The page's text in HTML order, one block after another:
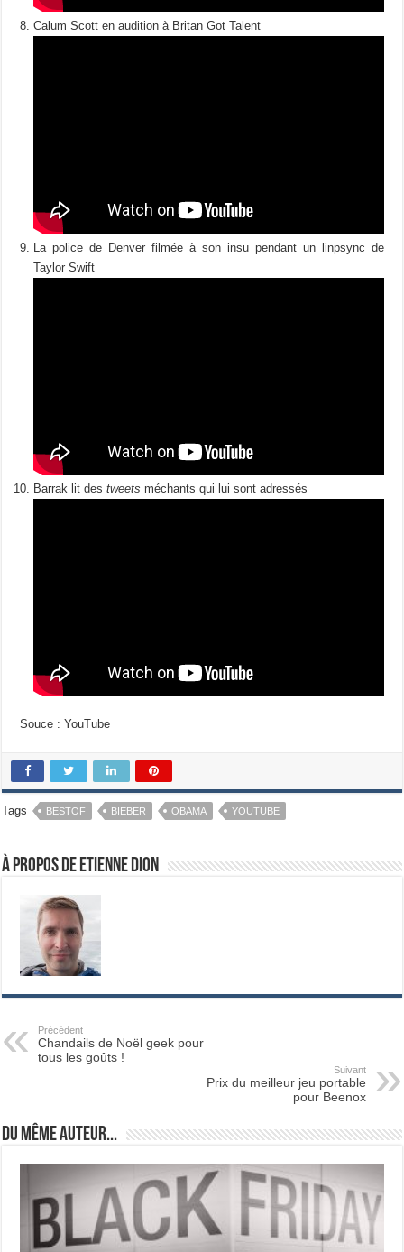
Calum Scott en audition à Britan Got Talent
La police de Denver filmée à son insu pendant un linpsync de
Taylor Swift
Barrak lit destweets méchants qui lui sont adressés
Souce : YouTube
Tags BESTOF BIEBER OBAMA YOUTUBE
À propos de Etienne Dion
Précédent
Chandails de Noël geek pour
tous les goûts !
Suivant
Prix du meilleur jeu portable
pour Beenox
Du même auteur...